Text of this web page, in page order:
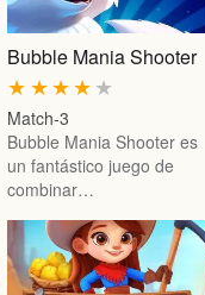
Bubble Mania Shooter
★
★
★
★
★
Match-3
Bubble Mania Shooter es
un fantástico juego de
combinar…